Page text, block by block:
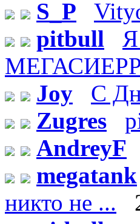
S_P
pitbull
Joy
С
Zugres
AndreyF
megatank
никто не ...